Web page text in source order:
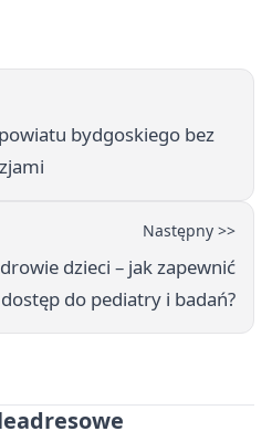
bydgoskiego bez
Następny >>
dzieci – jak zapewnić
do pediatry i badań?